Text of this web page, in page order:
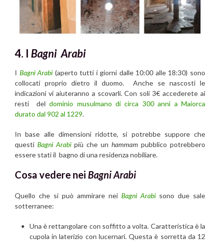
4. I Bagni Arabi
I Bagni Arabi (aperto tutti i giorni dalle 10:00 alle 18:30) sono
collocati proprio dietro il duomo. Anche se nascosti le
indicazioni vi aiuteranno a scovarli. Con soli 3€ accederete ai
resti deldominio musulmano di circa 300 anni a Maiorca
durato dal 902 al 1229.
In base alle dimensioni ridotte, si potrebbe suppore che
questi Bagni Arabi più che un hammam pubblico potrebbero
essere stati il bagno di una residenza nobiliare.
Cosa vedere nei Bagni Arabi
Quello che si può ammirare nei Bagni Arabi sono due sale
sotterranee:
Una è rettangolare con soffitto a volta. Caratteristica è la
cupola in laterizio con lucernari. Questa è sorretta da 12